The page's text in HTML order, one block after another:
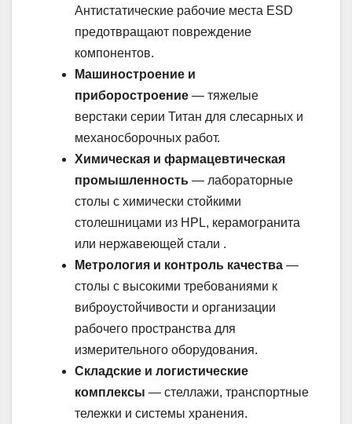
Антистатические рабочие места ESD
предотвращают повреждение
компонентов.
Машиностроение и
приборостроение — тяжелые
верстаки серии Титан для слесарных и
механосборочных работ.
Химическая и фармацевтическая
промышленность — лабораторные
столы с химически стойкими
столешницами из HPL, керамогранита
или нержавеющей стали .
Метрология и контроль качества —
столы с высокими требованиями к
виброустойчивости и организации
рабочего пространства для
измерительного оборудования.
Складские и логистические
комплексы — стеллажи, транспортные
тележки и системы хранения.